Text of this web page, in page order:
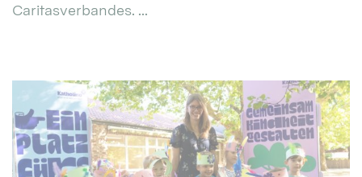
Caritasverbandes. ...